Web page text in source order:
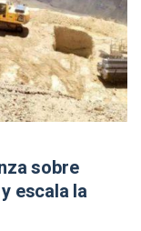
sobre
escala la